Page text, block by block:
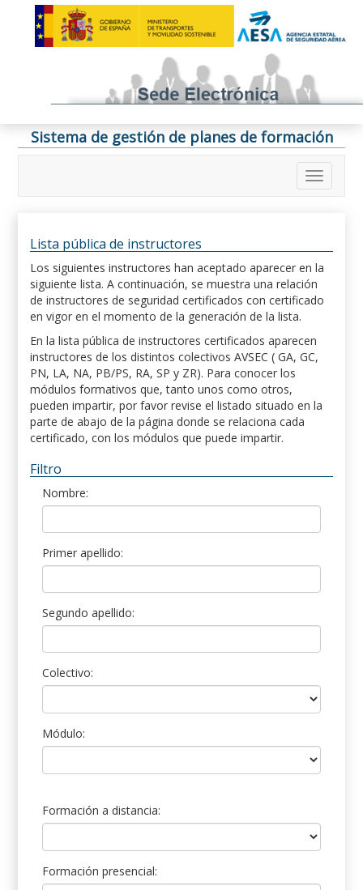
Sistema de gestión de planes de formación
Lista pública de instructores
Los siguientes instructores han aceptado aparecer en la
siguiente lista. A continuación, se muestra una relación
de instructores de seguridad certificados con certificado
en vigor en el momento de la generación de la lista.
En la lista pública de instructores certificados aparecen
instructores de los distintos colectivos AVSEC ( GA, GC,
PN, LA, NA, PB/PS, RA, SP y ZR). Para conocer los
módulos formativos que, tanto unos como otros,
pueden impartir, por favor revise el listado situado en la
parte de abajo de la página donde se relaciona cada
certificado, con los módulos que puede impartir.
Filtro
Nombre:
Primer apellido:
Segundo apellido:
Colectivo:
Módulo:
Formación a distancia:
Formación presencial: